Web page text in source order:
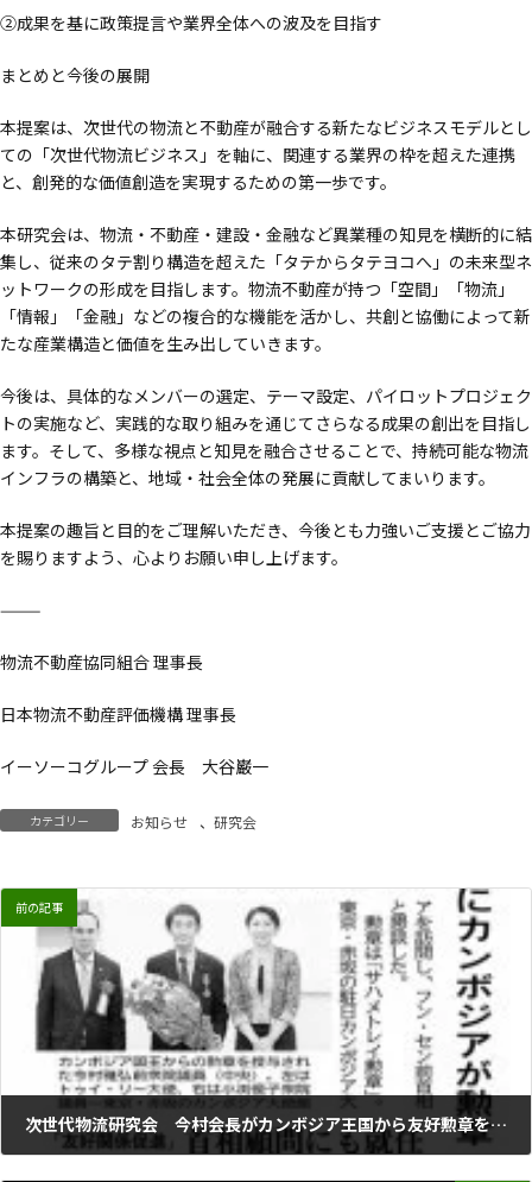
②成果を基に政策提言や業界全体への波及を目指す
まとめと今後の展開
本提案は、次世代の物流と不動産が融合する新たなビジネスモデルとし
ての「次世代物流ビジネス」を軸に、関連する業界の枠を超えた連携
と、創発的な価値創造を実現するための第一歩です。
本研究会は、物流・不動産・建設・金融など異業種の知見を横断的に結
集し、従来のタテ割り構造を超えた「タテからタテヨコへ」の未来型ネ
ットワークの形成を目指します。物流不動産が持つ「空間」「物流」
「情報」「金融」などの複合的な機能を活かし、共創と協働によって新
たな産業構造と価値を生み出していきます。
今後は、具体的なメンバーの選定、テーマ設定、パイロットプロジェク
トの実施など、実践的な取り組みを通じてさらなる成果の創出を目指し
ます。そして、多様な視点と知見を融合させることで、持続可能な物流
インフラの構築と、地域・社会全体の発展に貢献してまいります。
本提案の趣旨と目的をご理解いただき、今後とも力強いご支援とご協力
を賜りますよう、心よりお願い申し上げます。
⸻
物流不動産協同組合 理事長
日本物流不動産評価機構 理事長
イーソーコグループ 会長 大谷巌一
カテゴリー お知らせ 、 研究会
前の記事
次世代物流研究会 今村会長がカンボジア王国から友好勲章を授与